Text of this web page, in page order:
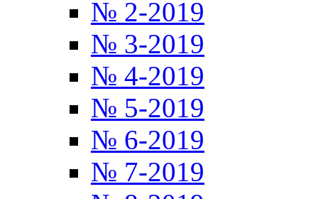
№ 2-2019
№ 3-2019
№ 4-2019
№ 5-2019
№ 6-2019
№ 7-2019